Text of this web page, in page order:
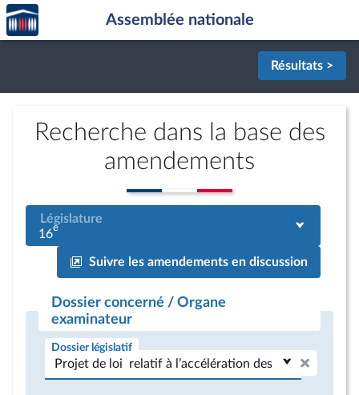
Aller au contenu
Aller en bas de la page
Accèder
à la
page
Assemblée nationale
Résultats >
Recherche dans la base des
amendements
Législature
16e
Suivre les amendements en discussion
Dossier concerné / Organe
examinateur
Dossier législatif